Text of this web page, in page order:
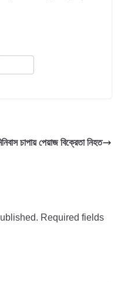
চাপায় পেয়াজ বিক্রেতা নিহত
Required fields